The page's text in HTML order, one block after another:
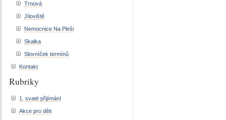
Trnová
Jíloviště
Nemocnice Na Pleši
Skalka
Slovníček termínů
Kontakt
Rubriky
1. svaté přijímání
Akce pro děti